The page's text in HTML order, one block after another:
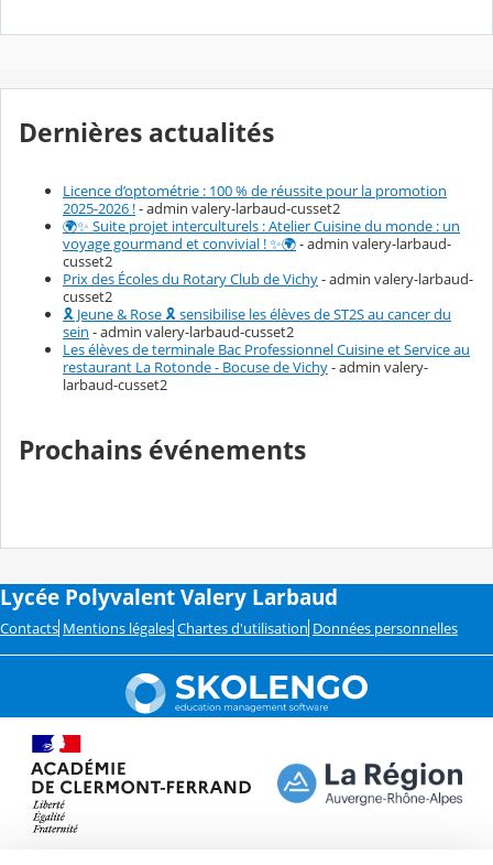
Dernières actualités
Licence d’optométrie : 100 % de réussite pour la promotion
2025-2026 !- admin valery-larbaud-cusset2
🌍✨ Suite projet interculturels : Atelier Cuisine du monde : un
voyage gourmand et convivial ! ✨🌍- admin valery-larbaud-
cusset2
Prix des Écoles du Rotary Club de Vichy- admin valery-larbaud-
cusset2
🎗️ Jeune & Rose 🎗️ sensibilise les élèves de ST2S au cancer du
sein - admin valery-larbaud-cusset2
Les élèves de terminale Bac Professionnel Cuisine et Service au
restaurant La Rotonde - Bocuse de Vichy- admin valery-
larbaud-cusset2
Prochains événements
Lycée Polyvalent Valery Larbaud
Contacts Mentions légales Chartes d'utilisation Données personnelles